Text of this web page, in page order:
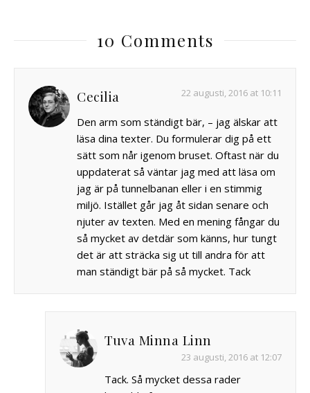
10 Comments
Cecilia 22 augusti, 2016 at 10:11
Den arm som ständigt bär, – jag älskar att
läsa dina texter. Du formulerar dig på ett
sätt som når igenom bruset. Oftast när du
uppdaterat så väntar jag med att läsa om
jag är på tunnelbanan eller i en stimmig
miljö. Istället går jag åt sidan senare och
njuter av texten. Med en mening fångar du
så mycket av detdär som känns, hur tungt
det är att sträcka sig ut till andra för att
man ständigt bär på så mycket. Tack
Tuva Minna Linn
23 augusti, 2016 at 12:07
Tack. Så mycket dessa rader